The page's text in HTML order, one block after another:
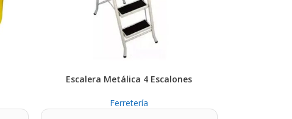
Escalera Metálica 4 Escalones
Ferretería